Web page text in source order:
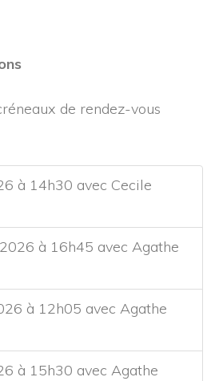
de rendez-vous
à 14h30 avec Cecile
à 16h45 avec Agathe
à 12h05 avec Agathe
à 15h30 avec Agathe